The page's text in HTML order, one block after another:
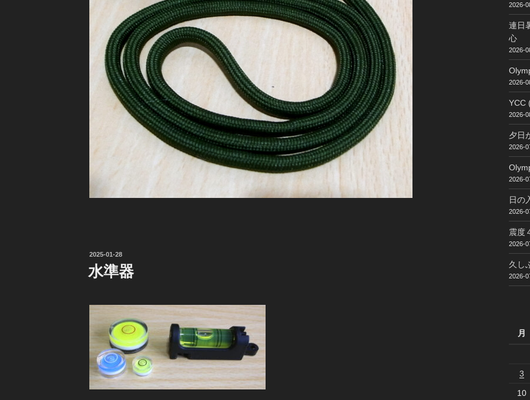
投
日:
2025-01-28
水準器
2026-
連日
心
2026-
2026-
YCC
2026-
夕日
2026-
2026-
日の
2026-
震度
2026-
久し
2026-
月
3
10